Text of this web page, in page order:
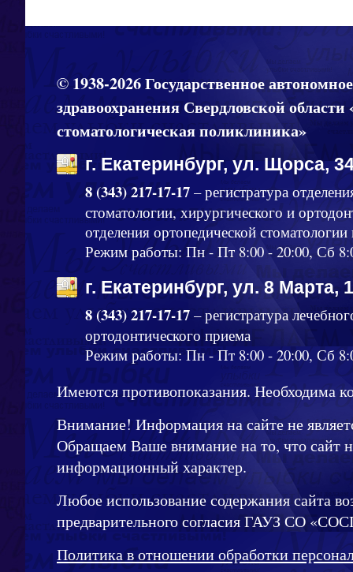
© 1938-2026 Государственное
здравоохранения Свердловской
стоматологическая поликлиника»
г. Екатеринбург, ул. Щорса,
8 (343) 217-17-17 – регистратура
стоматологии, хирургического и
отделения ортопедической
Режим работы: Пн - Пт 8:00 - 20:00, Сб
г. Екатеринбург, ул. 8 Марта,
8 (343) 217-17-17 – регистратура
ортодонтического приема
Режим работы: Пн - Пт 8:00 - 20:00, Сб
Имеются противопоказания. Необходима
Внимание! Информация на сайте не
Обращаем Ваше внимание на то, что сайт
информационный характер.
Любое использование содержания сайта
предварительного согласия ГАУЗ СО
Политика в отношении обработки